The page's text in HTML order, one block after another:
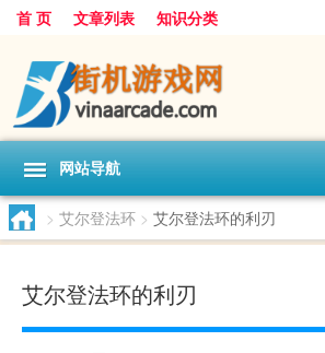
首 页 文章列表 知识分类
网站导航
> 艾尔登法环 > 艾尔登法环的利刃
艾尔登法环的利刃